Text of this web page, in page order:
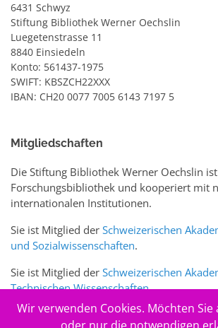
6431 Schwyz
Stiftung Bibliothek Werner Oechslin
Luegetenstrasse 11
8840 Einsiedeln
Konto: 561437-1975
SWIFT: KBSZCH22XXX
IBAN: CH20 0077 7005 6143 7197 5
Mitgliedschaften
Die Stiftung Bibliothek Werner Oechslin
Forschungsbibliothek und kooperiert mit
internationalen Institutionen.
Sie ist Mitglied der Schweizerischen
und Sozialwissenschaften.
Sie ist Mitglied der Schweizerischen
Technischen Wissenschaften.
Sie ist zudem Mitglied des Schweizer
Wir verwenden Cookies. Möchten Sie